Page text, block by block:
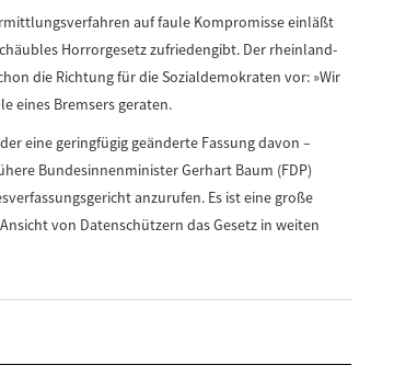
auf faule Kompromisse einläßt
Horrorgesetz zufriedengibt. Der rheinland-
die Richtung für die Sozialdemokraten vor: »Wir
eines Bremsers geraten.
eine geringfügig geänderte Fassung davon –
Bundesinnenminister Gerhart Baum (FDP)
anzurufen. Es ist eine große
von Datenschützern das Gesetz in weiten